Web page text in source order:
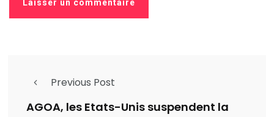
Previous Post
AGOA, les Etats-Unis suspendent la